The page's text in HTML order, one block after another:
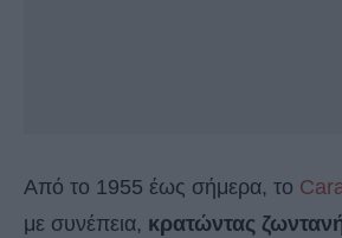
Από το 1955 έως σήμερα, το
με συνέπεια, κρατώντας